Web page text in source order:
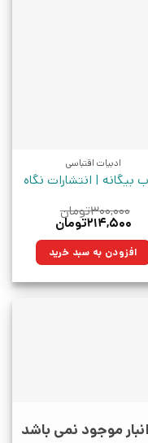
ادبیات اقتباسی
بیگانه | انتشارات نگاه
۳۰۰,۰۰۰تومان
قیمت
۳۰۰,۰۰۰تومان
بود.
۲۱۴,۵۰۰تومان
۲۱۴,۵۰۰تومان.افزودن به سبد خرید
موجود نمی باشد